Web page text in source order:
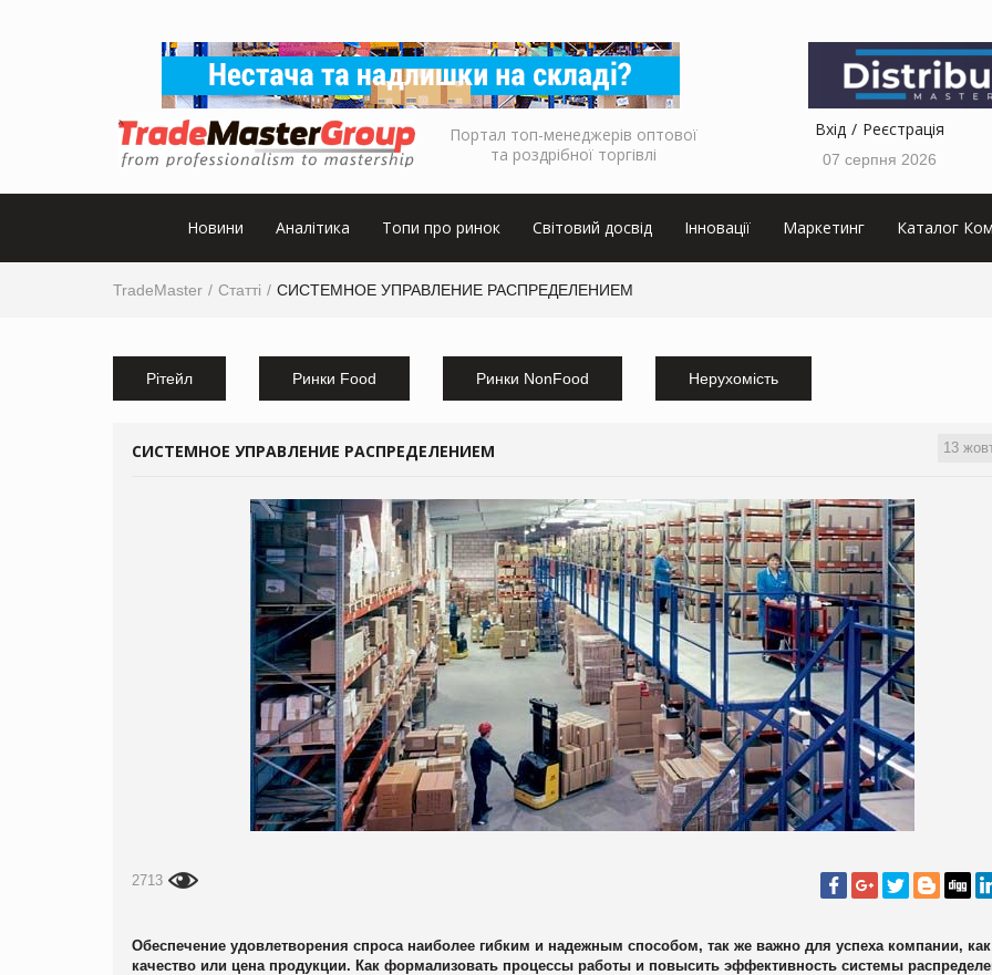
Портал топ-менеджерів оптової
та роздрібної торгівлі
Вхід Реєстрація
07 серпня 2026
Новини Аналітика Топи про ринок Світовий досвід Інновації Маркетинг Каталог
TradeMaster Статті СИСТЕМНОЕ УПРАВЛЕНИЕ РАСПРЕДЕЛЕНИЕМ
Рітейл Ринки Food Ринки NonFood Нерухомість
13
СИСТЕМНОЕ УПРАВЛЕНИЕ РАСПРЕДЕЛЕНИЕМ
2713
Обеспечение удовлетворения спроса наиболее гибким и надежным способом, так же важно для успеха компании,
качество или цена продукции. Как формализовать процессы работы и повысить эффективность системы